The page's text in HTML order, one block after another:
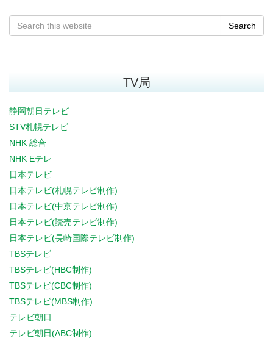
Search
TV局
静岡朝日テレビ
STV札幌テレビ
NHK 総合
NHK Eテレ
日本テレビ
日本テレビ(札幌テレビ制作)
日本テレビ(中京テレビ制作)
日本テレビ(読売テレビ制作)
日本テレビ(長崎国際テレビ制作)
TBSテレビ
TBSテレビ(HBC制作)
TBSテレビ(CBC制作)
TBSテレビ(MBS制作)
テレビ朝日
テレビ朝日(ABC制作)